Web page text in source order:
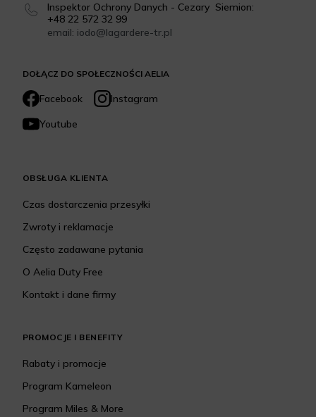
DOŁĄCZ DO SPOŁECZNOŚCI AELIA
Facebook
Instagram
Youtube
Inspektor Ochrony Danych - Cezary Siemion:
+48 22 572 32 99
email: iodo@lagardere-tr.pl
OBSŁUGA KLIENTA
Czas dostarczenia przesyłki
Zwroty i reklamacje
Często zadawane pytania
O Aelia Duty Free
Kontakt i dane firmy
PROMOCJE I BENEFITY
Rabaty i promocje
Program Kameleon
Program Miles & More